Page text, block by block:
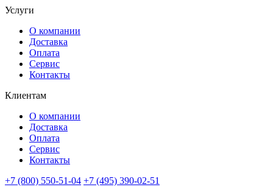
Услуги
О компании
Доставка
Оплата
Сервис
Контакты
Клиентам
О компании
Доставка
Оплата
Сервис
Контакты
+7 (800) 550-51-04 +7 (495) 390-02-51